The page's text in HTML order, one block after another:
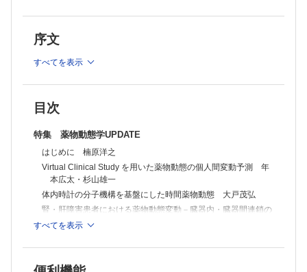
FORUM
人を対象とする医学系研究に関する倫理指針の改正の要点と運用上の課
題 倉田真由美
評価法も含めて医薬品開発の現場へフィードバックすることが求
≫ 「医学のあゆみ」最新号・バックナンバーはこちら
認ください。
推奨ブラウザ： Firefox 最新版 / Google Chrome 最新版 / Safari
序文
すべてを表示
目次
特集 薬物動態学UPDATE
はじめに 楠原洋之
Virtual Clinical Study を用いた薬物動態の個人間変動予測 年
本広太・杉山雄一
体内時計の分子機構を基盤にした時間薬物動態 大戸茂弘
腎・肝障害患者における薬物動態変動－臓器内・臓器間連鎖の
関与 荒川 大・加藤将夫
の開発 緒方元気・他
すべてを表示